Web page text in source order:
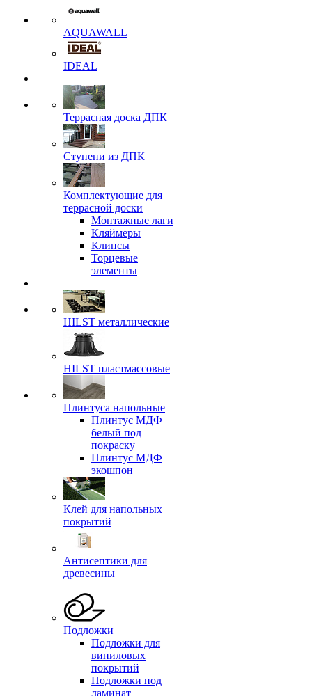
AQUAWALL
IDEAL
Террасная доска ДПК
Ступени из ДПК
Комплектующие для
террасной доски
Монтажные лаги
Кляймеры
Клипсы
Торцевые
элементы
HILST металлические
HILST пластмассовые
Плинтуса напольные
Плинтус МДФ
белый под
покраску
Плинтус МДФ
экошпон
Клей для напольных
покрытий
Антисептики для
древесины
Подложки
Подложки для
виниловых
покрытий
Подложки под
ламинат